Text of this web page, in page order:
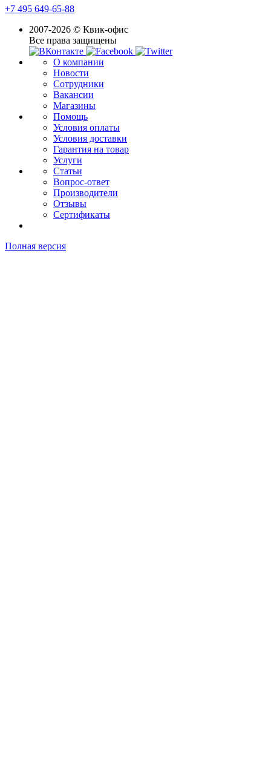
+7 495 649-65-88
2007-2026 © Квик-офис
Все права защищены
О компании
Новости
Сотрудники
Вакансии
Магазины
Помощь
Условия оплаты
Условия доставки
Гарантия на товар
Услуги
Статьи
Вопрос-ответ
Производители
Отзывы
Сертификаты
Полная версия